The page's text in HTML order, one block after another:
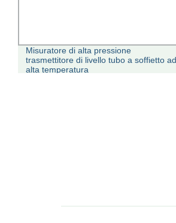
Misuratore di alta pressione
trasmettitore di livello tubo a soffietto ad
alta temperatura